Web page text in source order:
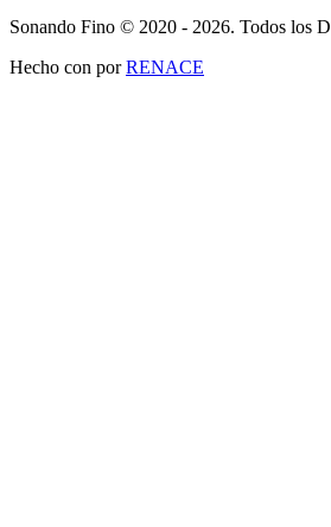
Sonando Fino © 2020 - 2026. Todos los
Hecho con porRENACE